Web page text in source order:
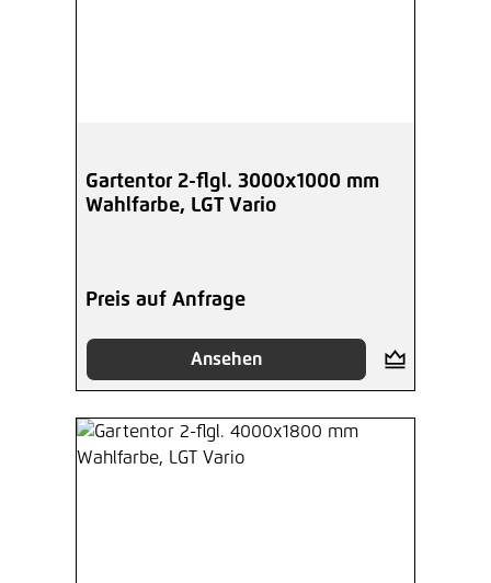
Gartentor 2-flgl. 3000x1000 mm
Wahlfarbe, LGT Vario
Preis auf Anfrage
Ansehen